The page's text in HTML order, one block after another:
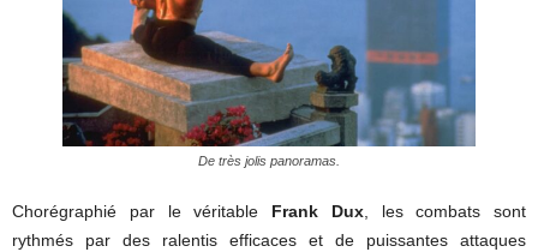
De très jolis panoramas.
Chorégraphié par le véritable Frank Dux, les combats sont
rythmés par des ralentis efficaces et de puissantes attaques